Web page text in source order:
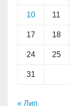
10 11
17 18
24 25
31
« Лип